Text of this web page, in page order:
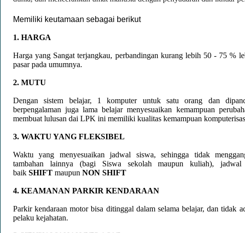
Memiliki keutamaan sebagai berikut
1. HARGA
Harga yang Sangat terjangkau, perbandingan kurang lebih 50 - 75 %
pasar pada umumnya.
2. MUTU
Dengan sistem belajar, 1 komputer untuk satu orang dan
berpengalaman juga lama belajar menyesuaikan kemampuan
membuat lulusan dai LPK ini memiliki kualitas kemampuan
3. WAKTU YANG FLEKSIBEL
Waktu yang menyesuaikan jadwal siswa, sehingga tidak
tambahan lainnya (bagi Siswa sekolah maupun kuliah), jadwal
baik SHIFT maupun NON SHIFT
4. KEAMANAN PARKIR KENDARAAN
Parkir kendaraan motor bisa ditinggal dalam selama belajar, dan tidak
pelaku kejahatan.